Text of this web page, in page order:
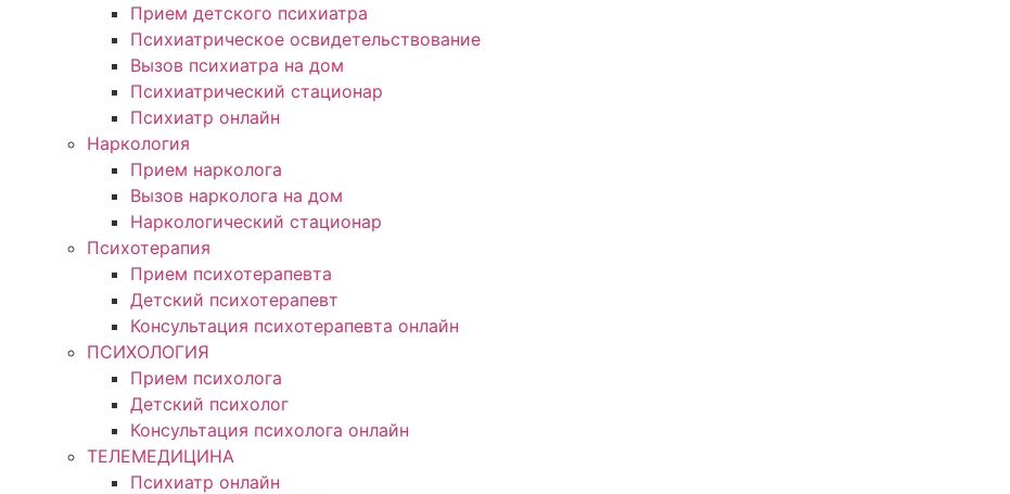
Прием детского психиатра
Психиатрическое освидетельствование
Вызов психиатра на дом
Психиатрический стационар
Психиатр онлайн
Наркология
Прием нарколога
Вызов нарколога на дом
Наркологический стационар
Психотерапия
Прием психотерапевта
Детский психотерапевт
Консультация психотерапевта онлайн
ПСИХОЛОГИЯ
Прием психолога
Детский психолог
Консультация психолога онлайн
ТЕЛЕМЕДИЦИНА
Психиатр онлайн